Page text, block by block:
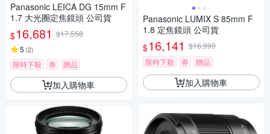
Panasonic LEICA DG 15mm F
1.7 大光圈定焦鏡頭 公司貨
$16,681 $17,558
5 (2)
限時下殺 券 贈品
加入購物車
Panasonic LUMIX S 85mm F
1.8 定焦鏡頭 公司貨
$16,141 $16,990
限時下殺
券 贈品
加入購物車